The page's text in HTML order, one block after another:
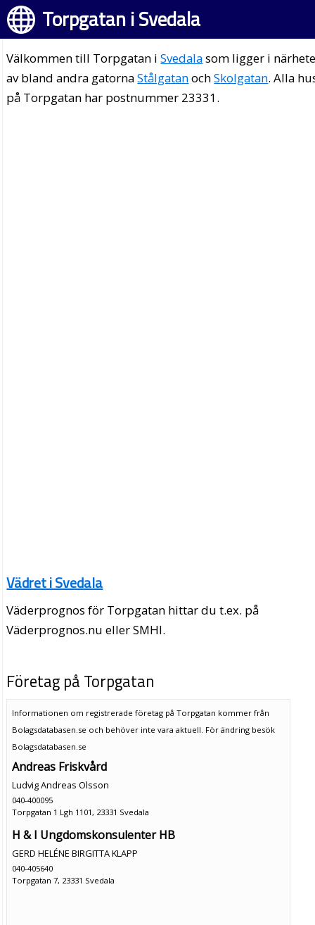
Torpgatan i Svedala
Välkommen till Torpgatan iSvedalasom ligger i
av bland andra gatornaStålgatanochSkolgatan. Alla
på Torpgatan har postnummer 23331.
Vädret i Svedala
Väderprognos för Torpgatan hittar du t.ex. på
Väderprognos.nu eller SMHI.
Företag på Torpgatan
Informationen om registrerade företag på Torpgatan kommer från
Bolagsdatabasen.se och behöver inte vara aktuell. För ändring besök
Bolagsdatabasen.se
Andreas Friskvård
Ludvig Andreas Olsson
040-400095
Torpgatan 1 Lgh 1101, 23331 Svedala
H & I Ungdomskonsulenter HB
GERD HELÉNE BIRGITTA KLAPP
040-405640
Torpgatan 7, 23331 Svedala